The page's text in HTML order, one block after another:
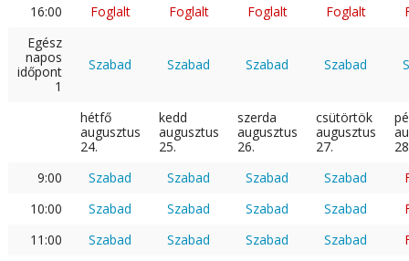
16:00
Foglalt Foglalt Foglalt Foglalt
Egész
napos
időpont
1
Szabad Szabad Szabad Szabad
hétfő
augusztus
24.
kedd
augusztus
25.
szerda
augusztus
26.
csütörtök
augusztus
27.
9:00
Szabad Szabad Szabad Szabad
10:00
Szabad Szabad Szabad Szabad
11:00
Szabad Szabad Szabad Szabad